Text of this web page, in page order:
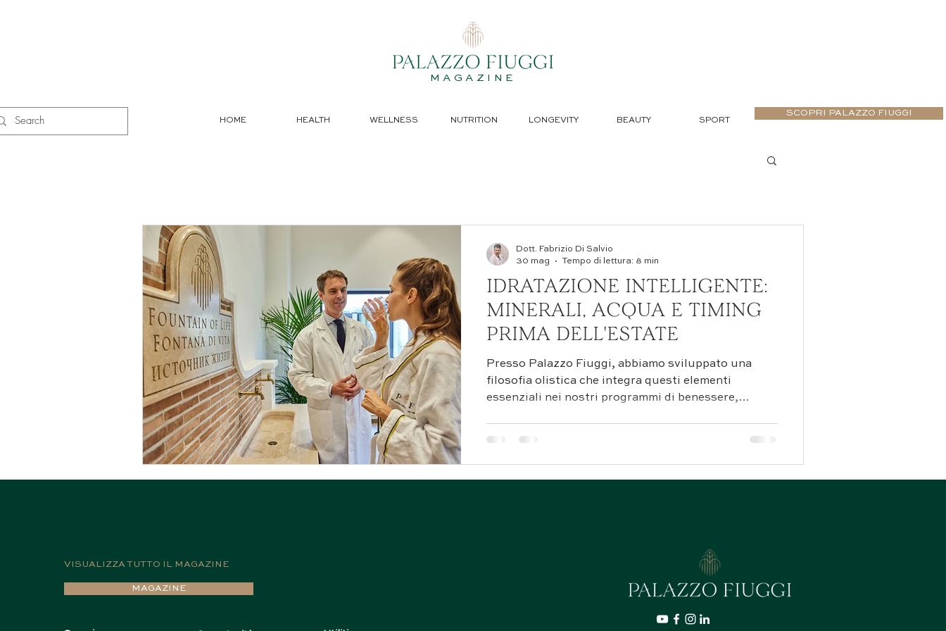
MAGAZINE
HOME HEALTH WELLNESS NUTRITION LONGEVITY BEAUTY SPORT
SCOPRI PALAZZO FIUGGI
IDRATAZIONE INTELLIGENTE:
MINERALI, ACQUA E TIMING
PRIMA DELL'ESTATE
Presso Palazzo Fiuggi, abbiamo sviluppato una
filosofia olistica che integra questi elementi
essenziali nei nostri programmi di benessere,
di quantità, ma di qualità, tempistica e
personalizzazione in base alle esigenze individuali.
Dott. Fabrizio Di Salvio
30 mag
Tempo di lettura: 8 min
VISUALIZZA TUTTO IL MAGAZINE
MAGAZINE